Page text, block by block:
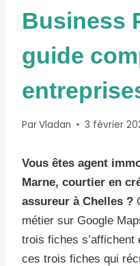
Business
guide
ParVladan 3 février
Vous êtes agent
Marne, courtier en
assureur à Chelles ?
métier sur Google
trois fiches s’affichent
ces trois fiches qui